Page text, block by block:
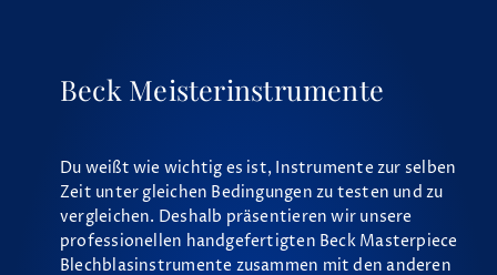
Beck Meisterinstrumente
Du weißt wie wichtig es ist, Instrumente zur selben
Zeit unter gleichen Bedingungen zu testen und zu
vergleichen. Deshalb präsentieren wir unsere
professionellen handgefertigten Beck Masterpiece
Blechblasinstrumente zusammen mit den anderen